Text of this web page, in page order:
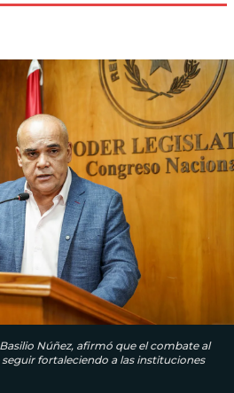
Núñez, afirmó que el combate al
fortaleciendo a las instituciones